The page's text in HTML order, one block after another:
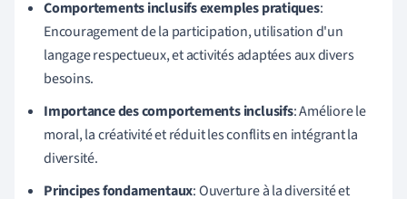
Comportements inclusifs exemples pratiques:
Encouragement de la participation, utilisation d'un
langage respectueux, et activités adaptées aux divers
besoins.
Importance des comportements inclusifs: Améliore le
moral, la créativité et réduit les conflits en intégrant la
diversité.
Principes fondamentaux: Ouverture à la diversité et